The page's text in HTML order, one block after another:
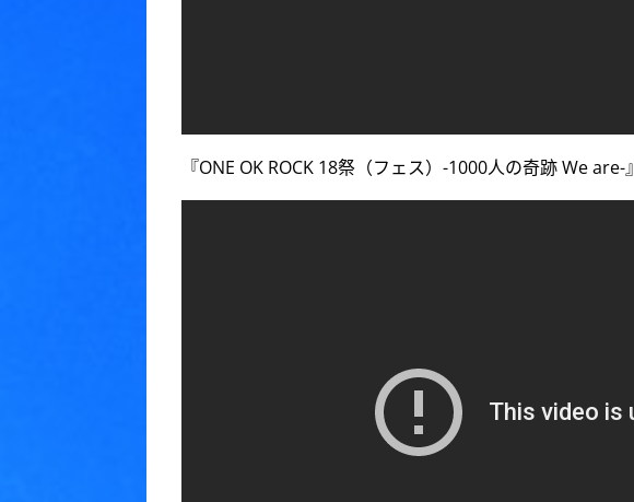
『ONE OK ROCK 18祭（フェス）-1000人の奇跡 We are-』